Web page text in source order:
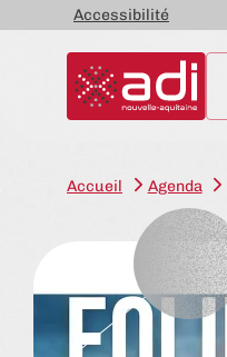
Accessibilité
Accueil Agenda